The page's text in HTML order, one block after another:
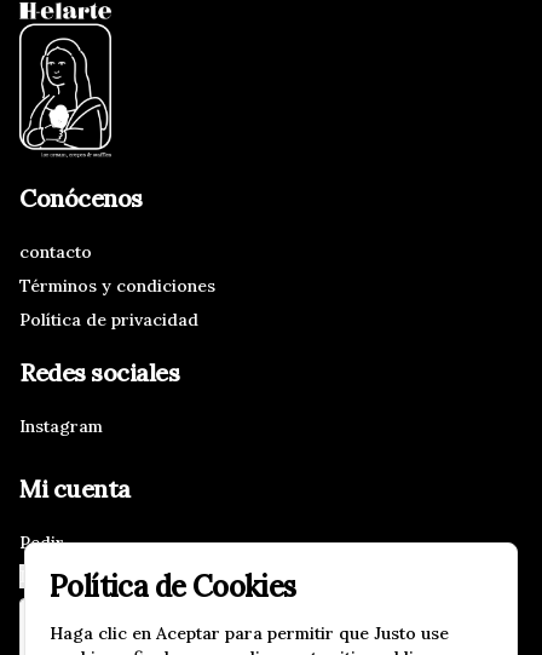
Conócenos
contacto
Términos y condiciones
Política de privacidad
Redes sociales
Instagram
Mi cuenta
Pedir
Iniciar sesión
Política de Cookies
Haga clic en Aceptar para permitir que Justo use